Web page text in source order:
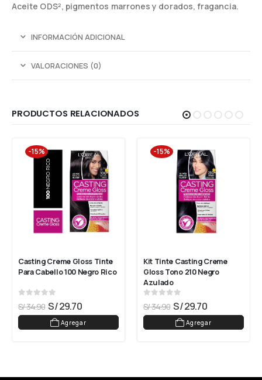
Aceite ODS², pigmentos marrones y dorados, fragancia.
INFORMACIÓN ADICIONAL
VALORACIONES (0)
PRODUCTOS RELACIONADOS
-15%
Casting Creme Gloss Tinte
Para Cabello 100 Negro Rico
out of 5
S/34.90 S/29.70
Agregar
-15%
Kit Tinte Casting Creme
Gloss Tono 210 Negro
Azulado
out of 5
S/34.90 S/29.70
Agregar